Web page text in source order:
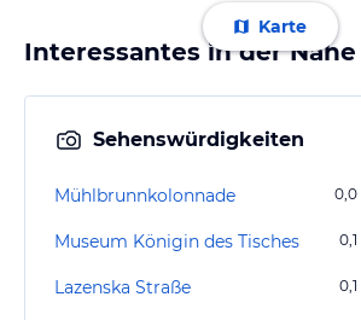
Karte
Interessantes in der Nähe
Sehenswürdigkeiten
Mühlbrunnkolonnade 0,0
Museum Königin des Tisches 0,1
Lazenska Straße 0,1